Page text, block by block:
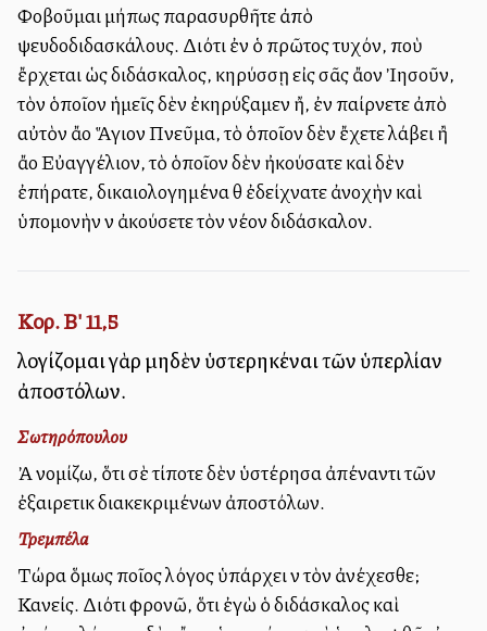
Φοβοῦμαι μήπως παρασυρθῆτε ἀπὸ
ψευδοδιδασκάλους. Διότι ἐὰν ὁ πρῶτος τυχόν, ποὺ
ἔρχεται ὡς διδάσκαλος, κηρύσσῃ εἰς σᾶς ἄλλον Ἰησοῦν,
τὸν ὁποῖον ἡμεῖς δὲν ἐκηρύξαμεν ἤ, ἐὰν παίρνετε ἀπὸ
αὐτὸν ἄλλο Ἅγιον Πνεῦμα, τὸ ὁποῖον δὲν ἔχετε λάβει ἢ
ἄλλο Εὐαγγέλιον, τὸ ὁποῖον δὲν ἠκούσατε καὶ δὲν
ἐπήρατε, δικαιολογημένα θὰ ἐδείχνατε ἀνοχὴν καὶ
ὑπομονὴν νὰ ἀκούσετε τὸν νέον διδάσκαλον.
Κορ. Β' 11,5
λογίζομαι γὰρ μηδὲν ὑστερηκέναι τῶν ὑπερλίαν
ἀποστόλων.
Σωτηρόπουλου
Ἀλλὰ νομίζω, ὅτι σὲ τίποτε δὲν ὑστέρησα ἀπέναντι τῶν
ἐξαιρετικὰ διακεκριμένων ἀποστόλων.
Τρεμπέλα
Τώρα ὅμως ποῖος λόγος ὑπάρχει νὰ τὸν ἀνέχεσθε;
Κανείς. Διότι φρονῶ, ὅτι ἐγὼ ὁ διδάσκαλος καὶ